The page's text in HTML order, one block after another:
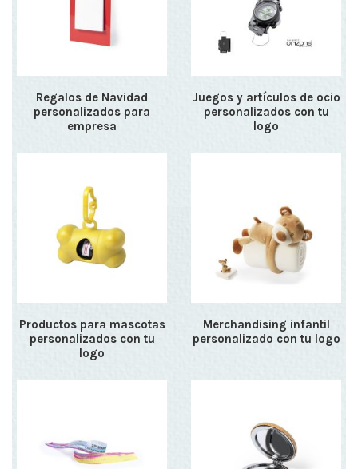
Regalos de Navidad
personalizados para
empresa
Juegos y artículos de ocio
personalizados con tu
logo
Productos para mascotas
personalizados con tu
logo
Merchandising infantil
personalizado con tu logo